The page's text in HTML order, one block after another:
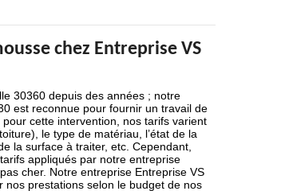
chez Entreprise VS
30360 depuis des années ; notre
est reconnue pour fournir un travail de
cette intervention, nos tarifs varient
le type de matériau, l’état de la
la surface à traiter, etc. Cependant,
appliqués par notre entreprise
cher. Notre entreprise Entreprise VS
prestations selon le budget de nos